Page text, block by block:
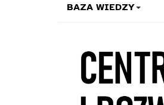
BAZA WIEDZY